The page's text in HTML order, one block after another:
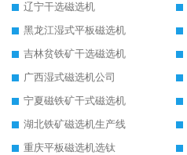
辽宁干选磁选机
黑龙江湿式平板磁选机
吉林贫铁矿干选磁选机
广西湿式磁选机公司
宁夏磁铁矿干式磁选机
湖北铁矿磁选机生产线
重庆平板磁选机选钛